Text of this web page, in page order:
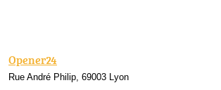
Opener24
Rue André Philip, 69003 Lyon